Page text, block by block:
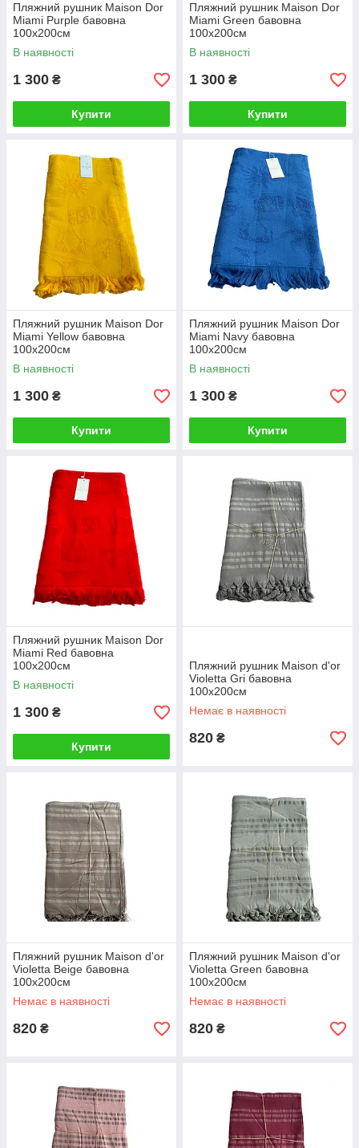
Пляжний рушник Maison Dor
Miami Purple бавовна
100х200см
В наявності
1 300 ₴
Купити
Пляжний рушник Maison Dor
Miami Green бавовна
100х200см
В наявності
1 300 ₴
Купити
Пляжний рушник Maison Dor
Miami Yellow бавовна
100х200см
В наявності
1 300 ₴
Купити
Пляжний рушник Maison Dor
Miami Navy бавовна
100х200см
В наявності
1 300 ₴
Купити
Пляжний рушник Maison Dor
Miami Red бавовна
100х200см
В наявності
1 300 ₴
Купити
Пляжний рушник Maison d'or
Violetta Gri бавовна
100х200см
Немає в наявності
820 ₴
Пляжний рушник Maison d'or
Violetta Beige бавовна
100х200см
Немає в наявності
820 ₴
Пляжний рушник Maison d'or
Violetta Green бавовна
100х200см
Немає в наявності
820 ₴